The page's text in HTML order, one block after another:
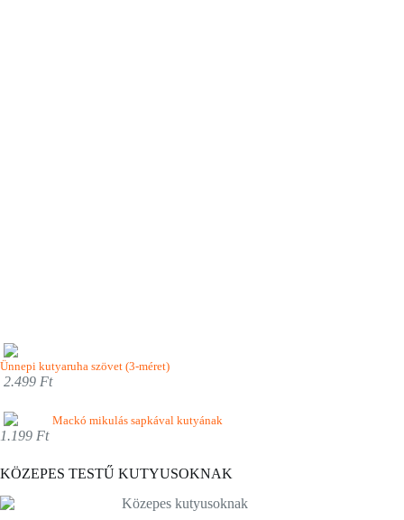
Ünnepi kutyaruha szövet (3-méret)
2.499 Ft
Mackó mikulás sapkával kutyának
1.199 Ft
KÖZEPES TESTŰ KUTYUSOKNAK